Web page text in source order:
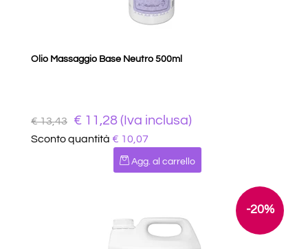
Olio Massaggio Base Neutro 500ml
€ 13,43 € 11,28 (Iva inclusa)
Sconto quantità € 10,07
Quantità
Agg. al carrello
-20%